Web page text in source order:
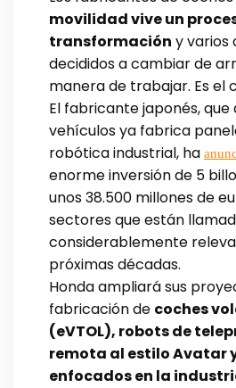
movilidad vive un
transformación y varios
decididos a cambiar de
manera de trabajar. Es el
El fabricante japonés, que
vehículos ya fabrica
robótica industrial, ha
enorme inversión de 5
unos 38.500 millones de
sectores que están
considerablemente
próximas décadas.
Honda ampliará sus
fabricación de coches
(eVTOL), robots de
remota al estilo Avatar
enfocados en la